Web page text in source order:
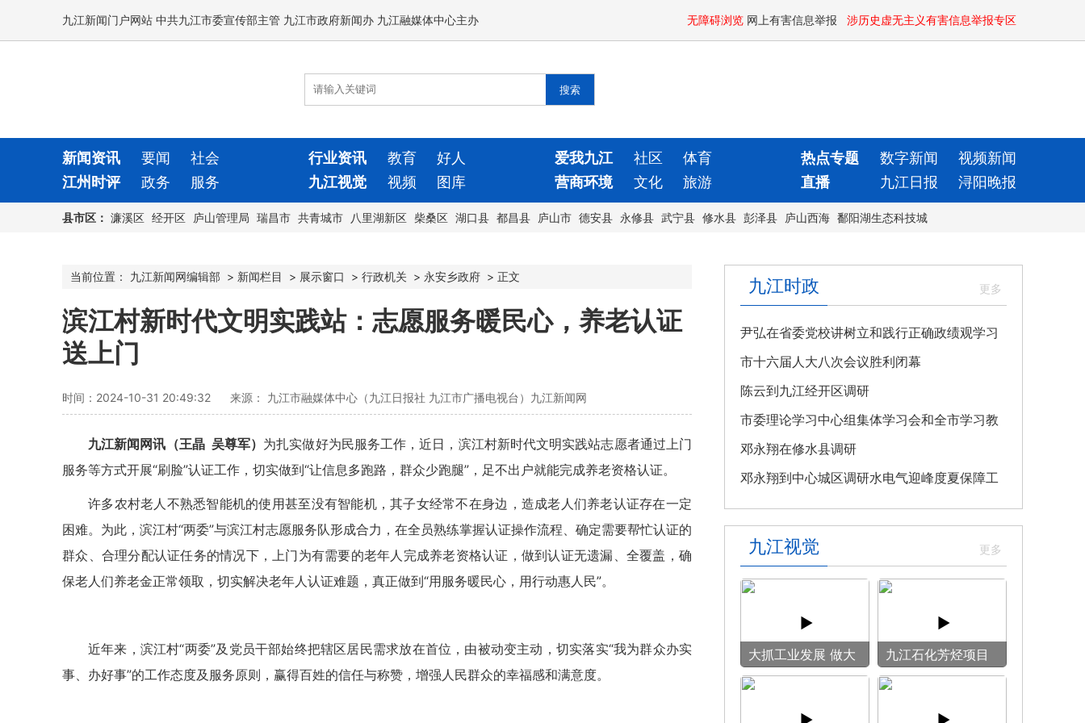
九江新闻门户网站 中共九江市委宣传部主管 九江市政府新闻办 九江融媒体中心主办 无障碍浏览 网上有害信息举报 涉历史虚无主义有害信息举报专区
新闻资讯 要闻 社会 行业资讯 教育 好人 爱我九江 社区 体育 热点专题 数字新闻
视频新闻
江州时评
政务 服务 九江视觉 视频 图库 营商环境 文化 旅游 直播 九江日报 浔阳晚报
县市区： 濂溪区 经开区 庐山管理局 瑞昌市 共青城市 八里湖新区 柴桑区 湖口县 都昌县 庐山市 德安县 永修县 武宁县 修水县 彭泽县 庐山西海 鄱阳湖生态科技城
当前位置： 九江新闻网编辑部 > 新闻栏目 > 展示窗口 > 行政机关 > 永安乡政府 > 正文
滨江村新时代文明实践站：志愿服务暖民心，养老认证
送上门
时间：2024-10-31 20:49:32 来源： 九江市融媒体中心（九江日报社 九江市广播电视台）九江新闻网
九江新闻网讯（王晶 吴尊军） 为扎实做好为民服务工作，近日，滨江村新时代文明实践站志愿者通过上门
服务等方式开展“刷脸”认证工作，切实做到“让信息多跑路，群众少跑腿”，足不出户就能完成养老资格认证。
许多农村老人不熟悉智能机的使用甚至没有智能机，其子女经常不在身边，造成老人们养老认证存在一定
困难。为此，滨江村“两委”与滨江村志愿服务队形成合力，在全员熟练掌握认证操作流程、确定需要帮忙认证的
群众、合理分配认证任务的情况下，上门为有需要的老年人完成养老资格认证，做到认证无遗漏、全覆盖，确
保老人们养老金正常领取，切实解决老年人认证难题，真正做到“用服务暖民心，用行动惠人民”。
近年来，滨江村“两委”及党员干部始终把辖区居民需求放在首位，由被动变主动，切实落实“我为群众办实
事、办好事”的工作态度及服务原则，赢得百姓的信任与称赞，增强人民群众的幸福感和满意度。
九江时政
尹弘在省委党校讲树立和践行正确政绩观学习
教育专题党课
市十六届人大八次会议胜利闭幕
陈云到九江经开区调研
市委理论学习中心组集体学习会和全市学习教
育整改整治工作汇报会召开
邓永翔在修水县调研
邓永翔到中心城区调研水电气迎峰度夏保障工
作
九江视觉
大抓工业发展 做大
模具产业
九江石化芳烃项目
施工现场热火朝天